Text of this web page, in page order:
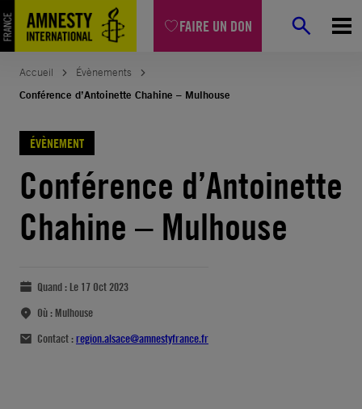
FAIRE UN DON
Accueil
Évènements
Conférence d’Antoinette Chahine – Mulhouse
ÉVÈNEMENT
Conférence d’Antoinette
Chahine – Mulhouse
Quand : Le 17 Oct 2023
Où : Mulhouse
Contact :region.alsace@amnestyfrance.fr